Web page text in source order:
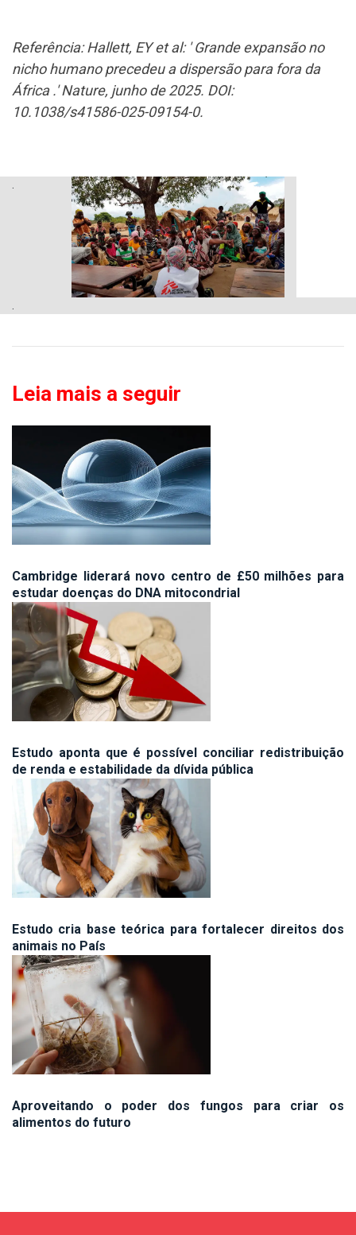
Referência: Hallett, EY et al: ' Grande expansão no
nicho humano precedeu a dispersão para fora da
África .' Nature, junho de 2025. DOI:
10.1038/s41586-025-09154-0.
.
Leia mais a seguir
Cambridge liderará novo centro de £50 milhões para
estudar doenças do DNA mitocondrial
Estudo aponta que é possível conciliar redistribuição
de renda e estabilidade da dívida pública
Estudo cria base teórica para fortalecer direitos dos
animais no País
Aproveitando o poder dos fungos para criar os
alimentos do futuro